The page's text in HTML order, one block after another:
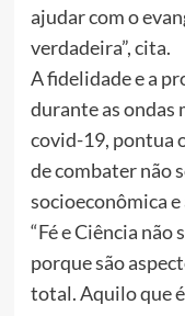
ajudar com o
verdadeira”, cita.
A fidelidade e a
durante as ondas
covid-19, pontua
de combater não
socioeconômica
“Fé e Ciência não
porque são
total. Aquilo que